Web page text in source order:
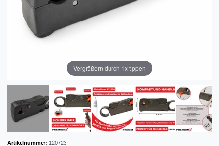
Vergrößern durch 1x tippen
Artikelnummer: 120723